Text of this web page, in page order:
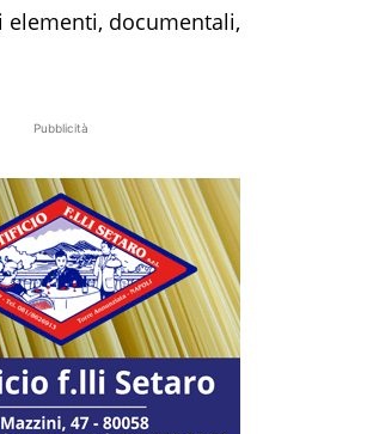
documentali,
Pubblicità